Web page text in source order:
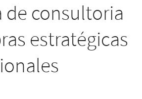
de consultoria
estratégicas